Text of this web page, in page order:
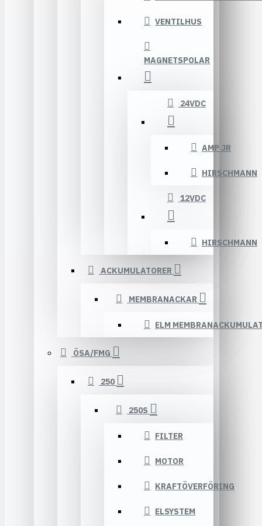
VENTILHUS
MAGNETSPOLAR
24VDC
AMP JR
HIRSCHMANN
12VDC
HIRSCHMANN
ACKUMULATORER
MEMBRANACKAR
ELM
ÖSA/FMG
250
250S
FILTER
MOTOR
KRAFTÖVERFÖRING
ELSYSTEM